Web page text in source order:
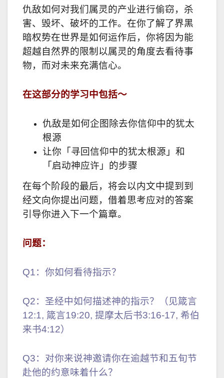
仇敌如何对我们属灵的产业进行偷窃，杀
害、毁坏、破坏的工作。在你了解了界黑
暗权势在世界是如何运作后，你将因为能
超越自然界的限制以属灵的角度去看待事
物，而对未来充满信心。
在这部分的学习中包括～
仇敌是如何企图除去你信仰中的犹太
根源
让你「寻回信仰中的犹太根源」和
「启动神应许」的步骤
在每个阶段的最后，将会以内文中提到到
经文向你提出问题，借着思考应对的答案
引导你进入下一个篇章。
问题：
Q1：你如何看待指示？
Q2：圣经中如何描述神的指示？（见箴言
12:1, 箴言19:20, 提摩太后书3:16-17, 希伯
来书4:12）
Q3：对你来说神邀请你在逾越节和五旬节
赴他的约意味着什么？